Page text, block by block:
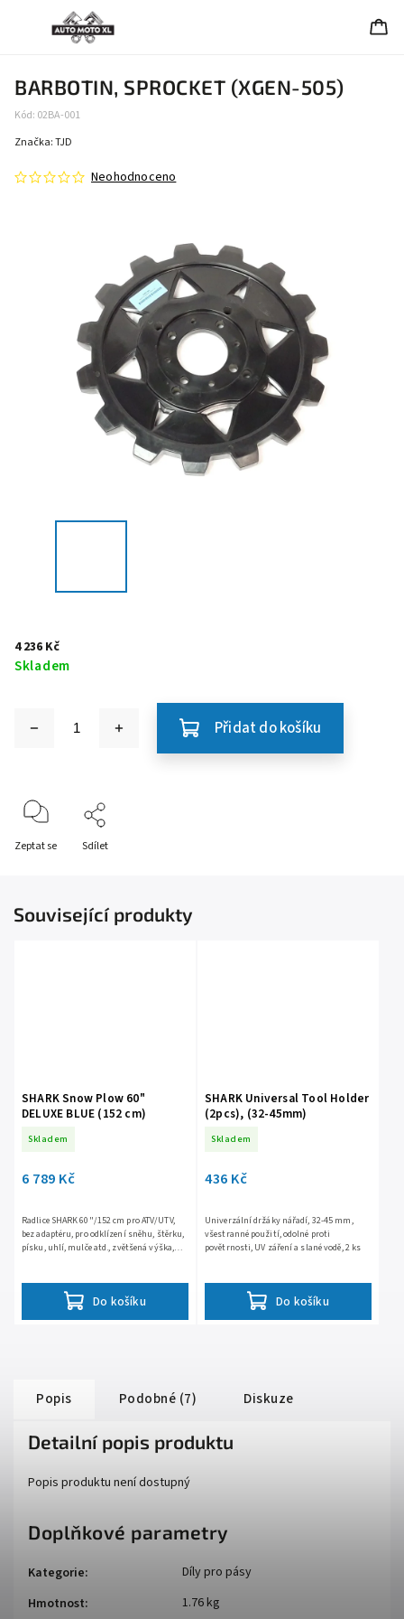
BARBOTIN, SPROCKET (XGEN-505)
Kód: 02BA-001
Neohodnoceno
Značka:TJD
4 236 Kč
Skladem
Přidat do košíku
Zeptat se Sdílet
Související produkty
SHARK Snow Plow 60"
DELUXE BLUE (152 cm)
Skladem
6 789 Kč
Do košíku
Radlice SHARK 60"/152 cm pro ATV/UTV,
bez adaptéru, pro odklízení sněhu, štěrku,
písku, uhlí, mulče atd., zvětšená výška,
SHARK Universal Tool Holder
(2pcs), (32-45mm)
Skladem
436 Kč
Do košíku
Univerzální držáky nářadí, 32-45 mm,
všestranné použití, odolné proti
povětrnosti, UV záření a slané vodě, 2 ks
Popis Podobné (7) Diskuze
Detailní popis produktu
Popis produktu není dostupný
Doplňkové parametry
Kategorie:
Díly pro pásy
Hmotnost: 1.76 kg